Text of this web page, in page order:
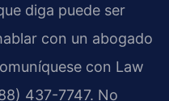
diga puede ser
con un abogado
con Law
437-7747. No